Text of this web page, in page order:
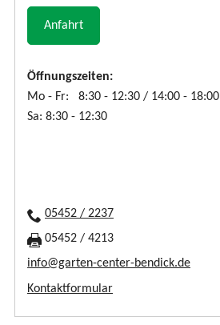
Anfahrt
Öffnungszeiten:
Mo - Fr: 8:30 - 12:30 / 14:00 - 18:00
Sa: 8:30 - 12:30
05452 / 2237
05452 / 4213
info@garten-center-bendick.de
Kontaktformular